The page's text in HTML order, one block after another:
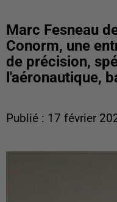
Marc Fesneau
Conorm, une
de précision,
l'aéronautique,
Publié : 17 février